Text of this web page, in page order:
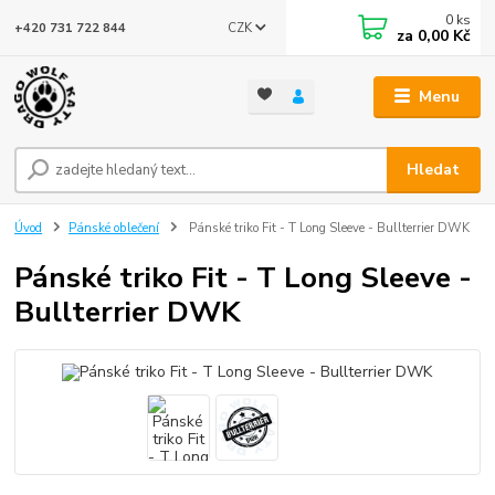
Menu
CZK
Hledat
+420 731 722 844 0 ks
za 0,00 Kč
Úvod Pánské oblečení Pánské triko Fit - T Long Sleeve - Bullterrier DWK
Pánské triko Fit - T Long Sleeve -
Bullterrier DWK